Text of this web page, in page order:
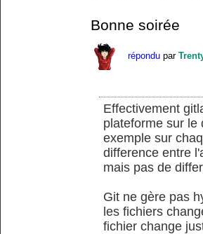
Bonne soirée
répondu par
Effectivement
plateforme sur le
exemple sur
difference entre
mais pas de
Git ne gère pas
les fichiers
fichier change